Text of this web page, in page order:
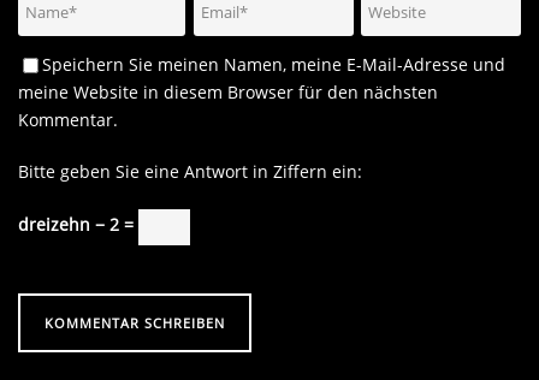
Speichern Sie meinen Namen, meine E-Mail-Adresse und
meine Website in diesem Browser für den nächsten
Kommentar.
Bitte geben Sie eine Antwort in Ziffern ein:
dreizehn − 2 =